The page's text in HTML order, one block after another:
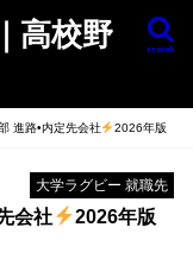
高校野
search
進路•内定先会社 2026年版
大学ラグビー 就職先
会社 2026年版